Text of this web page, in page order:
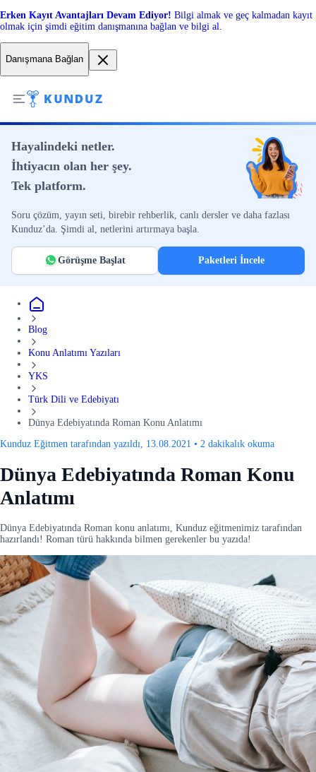
Erken Kayıt Avantajları Devam Ediyor! Bilgi almak ve geç kalmadan kayıt
olmak için şimdi eğitim danışmanına bağlan ve bilgi al.
Danışmana Bağlan
Hayalindeki netler.
İhtiyacın olan her şey.
Tek platform.
Soru çözüm, yayın seti, birebir rehberlik, canlı dersler ve daha fazlası
Kunduz’da. Şimdi al, netlerini artırmaya başla.
Görüşme Başlat Paketleri İncele
Blog
Konu Anlatımı Yazıları
YKS
Türk Dili ve Edebiyatı
Dünya Edebiyatında Roman Konu Anlatımı
Kunduz Eğitmen tarafından yazıldı, 13.08.2021 • 2 dakikalık okuma
Dünya Edebiyatında Roman Konu
Anlatımı
Dünya Edebiyatında Roman konu anlatımı, Kunduz eğitmenimiz tarafından
hazırlandı! Roman türü hakkında bilmen gerekenler bu yazıda!